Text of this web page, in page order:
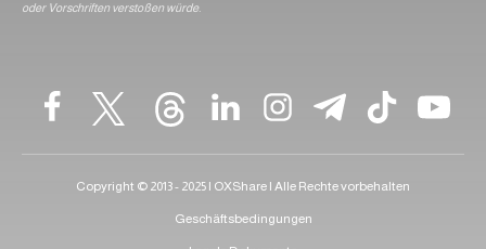
oder Vorschriften verstoßen würde.
Copyright © 2013 - 2025 | OXShare | Alle Rechte vorbehalten
Geschäftsbedingungen